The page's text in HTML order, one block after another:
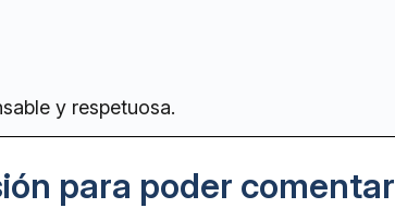
y respetuosa.
para poder comentar